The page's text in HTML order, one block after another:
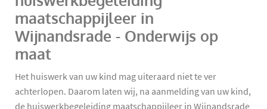
maatschappijleer in
Wijnandsrade - Onderwijs op
maat
Het huiswerk van uw kind mag uiteraard niet te ver
achterlopen. Daarom laten wij, na aanmelding van uw kind,
de huiswerkbegeleiding maatschappijleer in Wijnandsrade